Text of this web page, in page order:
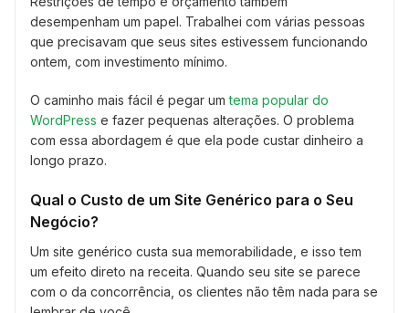
desempenham um papel. Trabalhei com várias pessoas
que precisavam que seus sites estivessem funcionando
ontem, com investimento mínimo.
O caminho mais fácil é pegar umtema popular do
WordPress e fazer pequenas alterações. O problema
com essa abordagem é que ela pode custar dinheiro a
longo prazo.
Qual o Custo de um Site Genérico para o Seu
Negócio?
Um site genérico custa sua memorabilidade, e isso tem
um efeito direto na receita. Quando seu site se parece
com o da concorrência, os clientes não têm nada para se